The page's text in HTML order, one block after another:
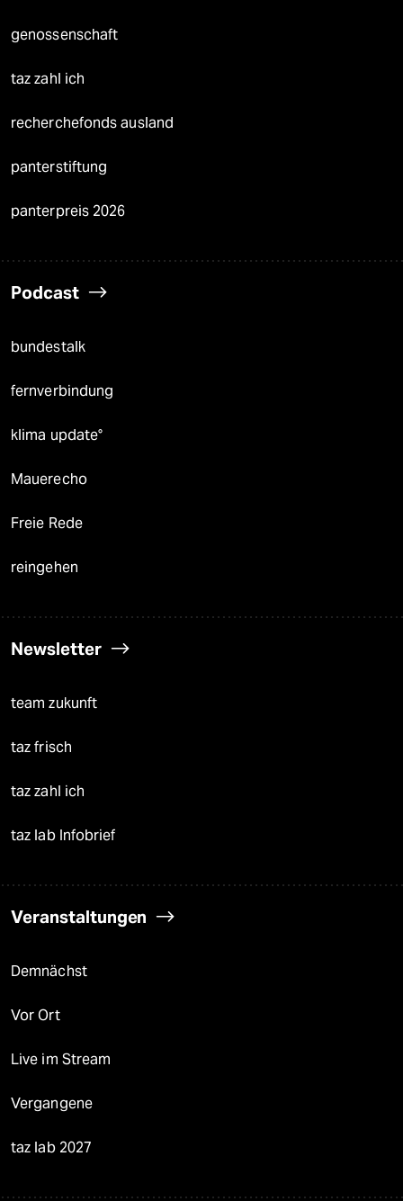
genossenschaft
taz zahl ich
recherchefonds ausland
panterstiftung
panterpreis 2026
Podcast
bundestalk
fernverbindung
klima update°
Mauerecho
Freie Rede
reingehen
Newsletter
team zukunft
taz frisch
taz zahl ich
taz lab Infobrief
Veranstaltungen
Demnächst
Vor Ort
Live im Stream
Vergangene
taz lab 2027